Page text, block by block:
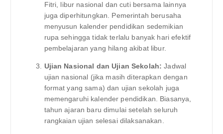
Fitri, libur nasional dan cuti bersama lainnya
juga diperhitungkan. Pemerintah berusaha
menyusun kalender pendidikan sedemikian
rupa sehingga tidak terlalu banyak hari efektif
pembelajaran yang hilang akibat libur.
Ujian Nasional dan Ujian Sekolah: Jadwal
ujian nasional (jika masih diterapkan dengan
format yang sama) dan ujian sekolah juga
memengaruhi kalender pendidikan. Biasanya,
tahun ajaran baru dimulai setelah seluruh
rangkaian ujian selesai dilaksanakan.